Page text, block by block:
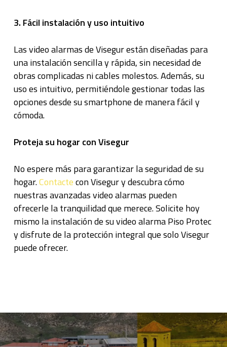
3. Fácil instalación y uso intuitivo
Las video alarmas de Visegur están diseñadas para
una instalación sencilla y rápida, sin necesidad de
obras complicadas ni cables molestos. Además, su
uso es intuitivo, permitiéndole gestionar todas las
opciones desde su smartphone de manera fácil y
cómoda.
Proteja su hogar con Visegur
No espere más para garantizar la seguridad de su
hogar.Contactecon Visegur y descubra cómo
nuestras avanzadas video alarmas pueden
ofrecerle la tranquilidad que merece. Solicite hoy
mismo la instalación de su video alarma Piso Protec
y disfrute de la protección integral que solo Visegur
puede ofrecer.